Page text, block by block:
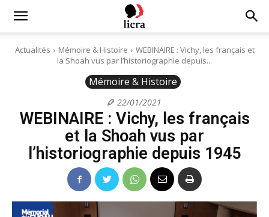
Licra
Antiraciste
Actualités Mémoire & Histoire
WEBINAIRE : Vichy, les français et
la Shoah vus par l’historiographie depuis...
Mémoire & Histoire
22/01/2021
WEBINAIRE : Vichy, les français
et la Shoah vus par
l’historiographie depuis 1945